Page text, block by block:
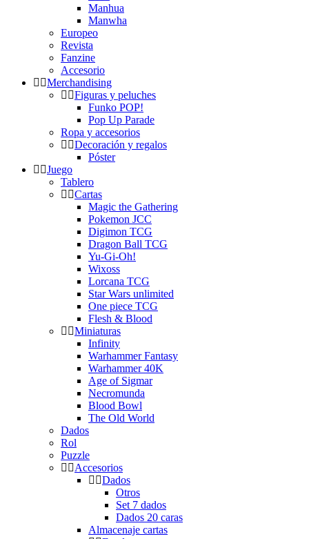
Manhua
Manwha
Europeo
Revista
Fanzine
Accesorio
Merchandising
Figuras y peluches
Funko POP!
Pop Up Parade
Ropa y accesorios
Decoración y regalos
Póster
Juego
Tablero
Cartas
Magic the Gathering
Pokemon JCC
Digimon TCG
Dragon Ball TCG
Yu-Gi-Oh!
Wixoss
Lorcana TCG
Star Wars unlimited
One piece TCG
Flesh & Blood
Miniaturas
Infinity
Warhammer Fantasy
Warhammer 40K
Age of Sigmar
Necromunda
Blood Bowl
The Old World
Dados
Rol
Puzzle
Accesorios
Dados
Otros
Set 7 dados
Dados 20 caras
Almacenaje cartas